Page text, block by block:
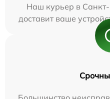
Наш курьер в
доставит ваше